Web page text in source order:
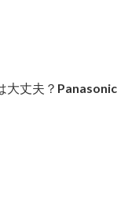
大丈夫？Panasonic